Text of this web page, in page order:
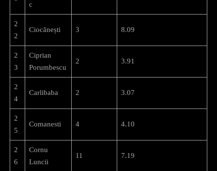
c
2
2
Ciocănești 3 8.09
2
3
Ciprian
Porumbescu
2 3.91
2
4
Carlibaba 2 3.07
2
5
Comanesti 4 4.10
2
6
Cornu
Luncii
11 7.19